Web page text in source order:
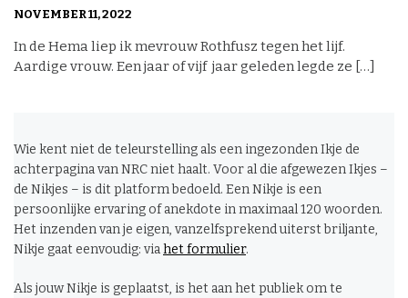
NOVEMBER 11, 2022
In de Hema liep ik mevrouw Rothfusz tegen het lijf.
Aardige vrouw. Een jaar of vijf jaar geleden legde ze […]
Wie kent niet de teleurstelling als een ingezonden Ikje de
achterpagina van NRC niet haalt. Voor al die afgewezen Ikjes –
de Nikjes – is dit platform bedoeld. Een Nikje is een
persoonlijke ervaring of anekdote in maximaal 120 woorden.
Het inzenden van je eigen, vanzelfsprekend uiterst briljante,
Nikje gaat eenvoudig: viahet formulier.
Als jouw Nikje is geplaatst, is het aan het publiek om te